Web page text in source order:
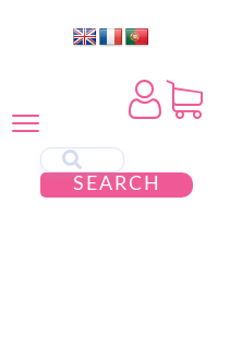
SEARCH